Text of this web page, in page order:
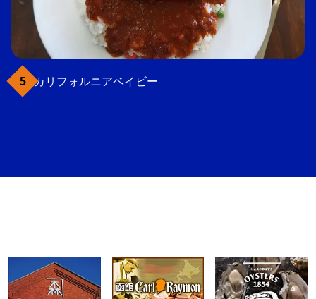
カリフォルニアベイビー